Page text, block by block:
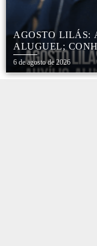
AGOSTO LILÁS:
ALUGUEL;
PROTEÇÃO ÀS
6 de agosto de 2026